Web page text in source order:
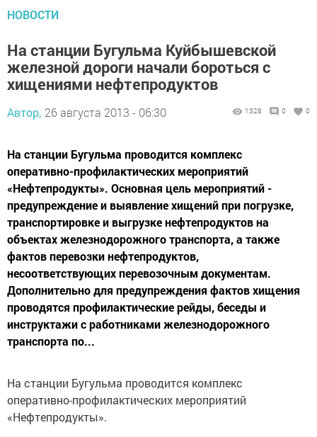
НОВОСТИ
На станции Бугульма Куйбышевской
железной дороги начали бороться с
хищениями нефтепродуктов
Автор, 26 августа 2013 - 06:30 1328 0 0
На станции Бугульма проводится комплекс
оперативно-профилактических мероприятий
«Нефтепродукты». Основная цель мероприятий -
предупреждение и выявление хищений при погрузке,
транспортировке и выгрузке нефтепродуктов на
объектах железнодорожного транспорта, а также
фактов перевозки нефтепродуктов,
несоответствующих перевозочным документам.
Дополнительно для предупреждения фактов хищения
проводятся профилактические рейды, беседы и
инструктажи с работниками железнодорожного
транспорта по...
На станции Бугульма проводится комплекс
оперативно-профилактических мероприятий
«Нефтепродукты».